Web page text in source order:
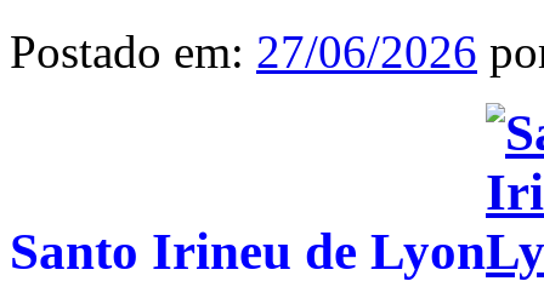
Postado em: 27/06/2026
Santo Irineu de Lyon